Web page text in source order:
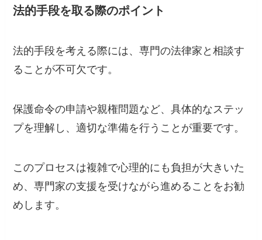
法的手段を取る際のポイント
法的手段を考える際には、専門の法律家と相談す
ることが不可欠です。
保護命令の申請や親権問題など、具体的なステッ
プを理解し、適切な準備を行うことが重要です。
このプロセスは複雑で心理的にも負担が大きいた
め、専門家の支援を受けながら進めることをお勧
めします。